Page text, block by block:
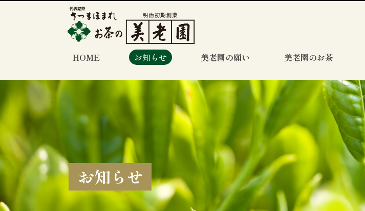
HOME お知らせ 美老園の願い 美老園のお茶
お知らせ